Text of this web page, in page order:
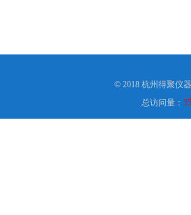
© 2018 杭州得聚仪
总访问量：